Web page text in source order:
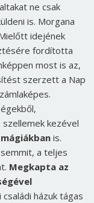
ne csak
is. Morgana
idejének
fordította
most is az,
szerzett a Nap
kezével
is.
a teljes
Megkapta az
házuk tágas